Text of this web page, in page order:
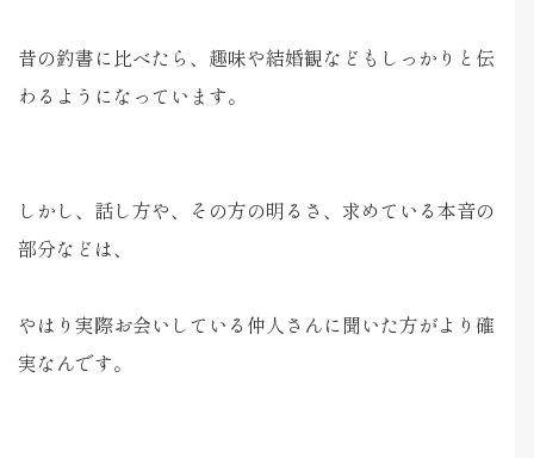
昔の釣書に比べたら、趣味や結婚観などもしっかりと伝
わるようになっています。
しかし、話し方や、その方の明るさ、求めている本音の
部分などは、
やはり実際お会いしている仲人さんに聞いた方がより確
実なんです。